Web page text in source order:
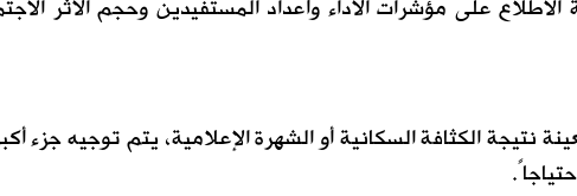
على مؤشرات الأداء وأعداد المستفيدين وحجم الأثر
نتيجة الكثافة السكانية أو الشهرة الإعلامية، يتم توجيه جزء